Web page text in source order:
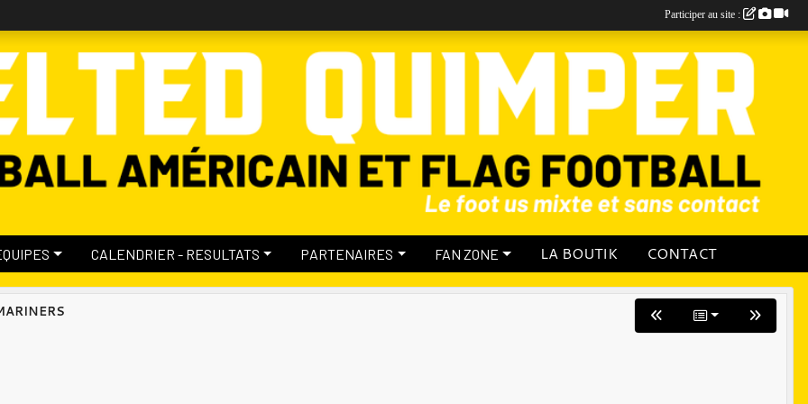
CALENDRIER - RESULTATS PARTENAIRES FAN ZONE LA BOUTIK CONTACT
Participer au site :